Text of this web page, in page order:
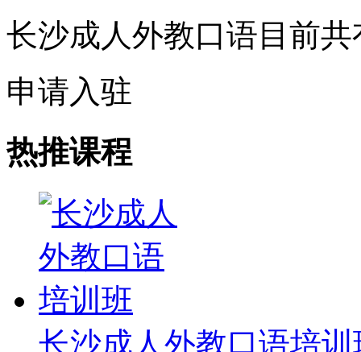
长沙成人外教口语目前
申请入驻
热推课程
长沙成人外教口语培训